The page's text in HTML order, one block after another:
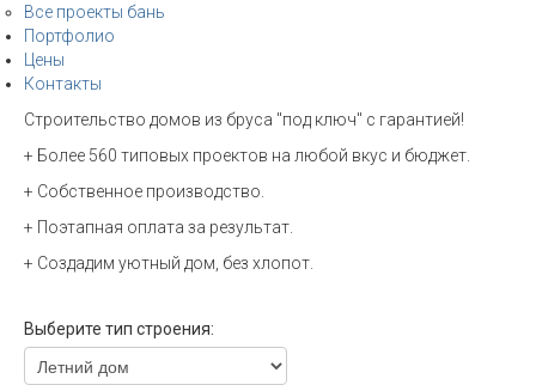
Все проекты бань
Портфолио
Цены
Контакты
Строительство домов из бруса "под ключ" с гарантией!
+ Более 560 типовых проектов на любой вкус и бюджет.
+ Собственное производство.
+ Поэтапная оплата за результат.
+ Создадим уютный дом, без хлопот.
Выберите тип строения: